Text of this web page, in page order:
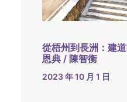
從梧州到長洲：建
恩典 / 陳智衡
2023 年 10 月 1 日